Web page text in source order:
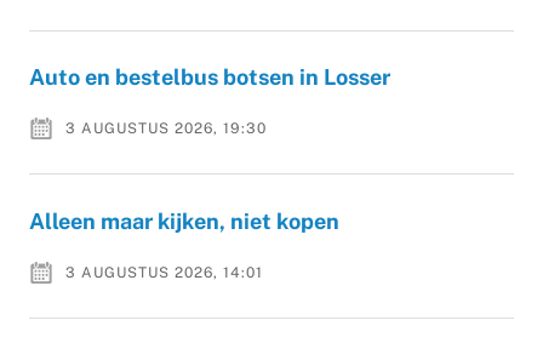
Auto en bestelbus botsen in Losser
3 AUGUSTUS 2026, 19:30
Alleen maar kijken, niet kopen
3 AUGUSTUS 2026, 14:01